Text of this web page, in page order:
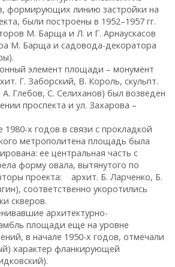
формирующих линию застройки на
были построены в 1952–1957 гг.
М. Барща и Л. и Г. Арнаускасов
М. Барща и садовода-декоратора
элемент площади – монумент
Г. Заборский, В. Король, скульпт.
А. Глебов, С. Селиханов) был возведен
проспекта и ул. Захарова –
х годов в связи с прокладкой
метрополитена площадь была
ее центральная часть с
форму овала, вытянутого по
проекта: архит. Б. Ларченко, Б.
соответственно укоротились
скверов.
архитектурно-
площади еще на уровне
в начале 1950-х годов, отмечали
характер фланкирующей